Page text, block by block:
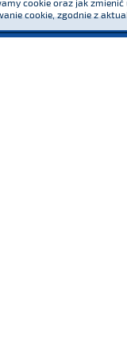
cookie oraz jak
cookie, zgodnie z